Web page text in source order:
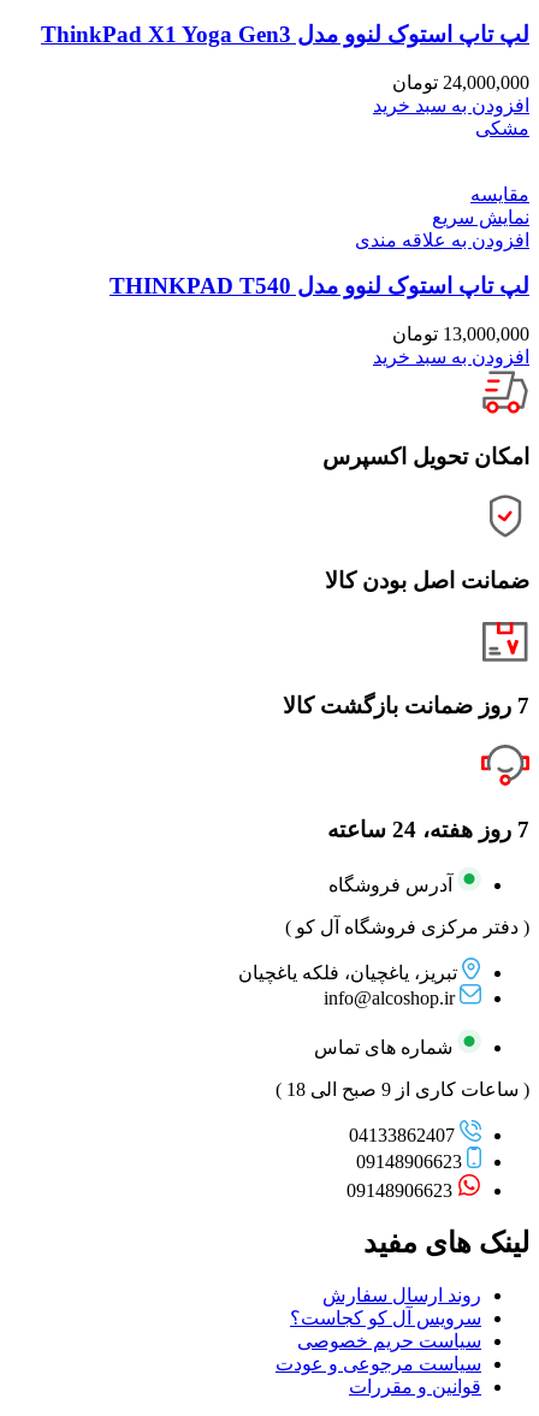
لپ تاپ استوک لنوو مدل ThinkPad X1 Yoga Gen3
24,000,000 تومان
افزودن به سبد خرید
مشکی
مقايسه
نمایش سریع
افزودن به علاقه مندی
لپ تاپ استوک لنوو مدل THINKPAD T540
13,000,000 تومان
افزودن به سبد خرید
امکان تحویل اکسپرس
ضمانت اصل بودن کالا
7 روز ضمانت بازگشت کالا
7 روز هفته، 24 ساعته
آدرس فروشگاه
( دفتر مرکزی فروشگاه آل کو )
تبریز، یاغچیان، فلکه یاغچیان
info@alcoshop.ir
شماره های تماس
( ساعات کاری از 9 صبح الی 18 )
04133862407
09148906623
09148906623
لینک های مفید
روند ارسال سفارش
سرویس آل کو کجاست؟
سیاست حریم خصوصی
سیاست مرجوعی و عودت
قوانین و مقررات